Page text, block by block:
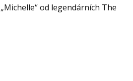
od legendárních The